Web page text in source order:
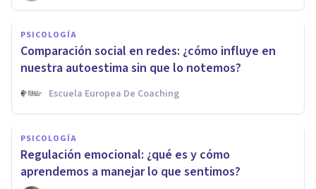
PSICOLOGÍA
Comparación social en redes: ¿cómo influye en
nuestra autoestima sin que lo notemos?
Escuela Europea De Coaching
PSICOLOGÍA
Regulación emocional: ¿qué es y cómo
aprendemos a manejar lo que sentimos?